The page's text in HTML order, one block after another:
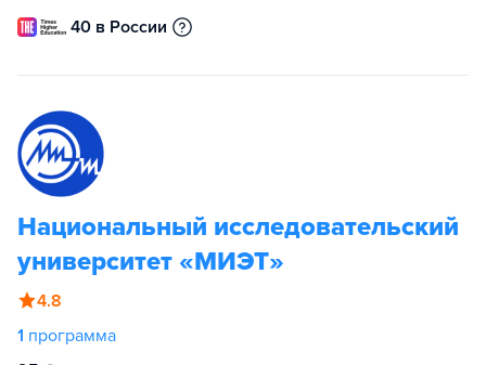
40 в России
Национальный исследовательский
университет «МИЭТ»
4.8
1 программа